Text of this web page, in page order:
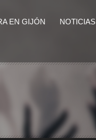
EN GIJÓN NOTICIAS